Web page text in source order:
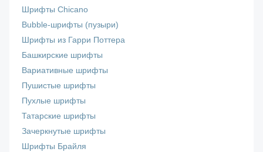
Шрифты Chicano
Bubble-шрифты (пузыри)
Шрифты из Гарри Поттера
Башкирские шрифты
Вариативные шрифты
Пушистые шрифты
Пухлые шрифты
Татарские шрифты
Зачеркнутые шрифты
Шрифты Брайля